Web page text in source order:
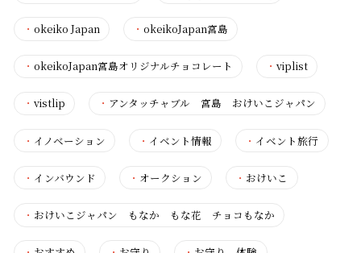
・ okeiko Japan ・okeikoJapan宮島
・ okeikoJapan宮島オリジナルチョコレート ・viplist
・ vistlip ・ アンタッチャブル 宮島 おけいこジャパン
・ イノベーション ・ イベント情報 ・ イベント旅行
・ インバウンド ・ オークション ・ おけいこ
・ おけいこジャパン もなか もな花 チョコもなか